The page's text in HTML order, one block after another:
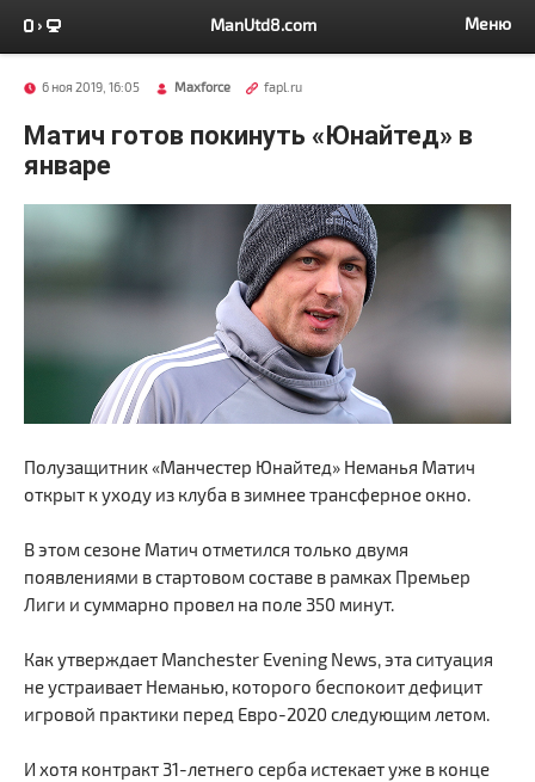
ManUtd8.com Меню
6 ноя 2019, 16:05 Maxforce fapl.ru
Матич готов покинуть «Юнайтед» в
январе
Полузащитник «Манчестер Юнайтед» Неманья Матич
открыт к уходу из клуба в зимнее трансферное окно.
В этом сезоне Матич отметился только двумя
появлениями в стартовом составе в рамках Премьер
Лиги и суммарно провел на поле 350 минут.
Как утверждает Manchester Evening News, эта ситуация
не устраивает Неманью, которого беспокоит дефицит
игровой практики перед Евро-2020 следующим летом.
И хотя контракт 31-летнего серба истекает уже в конце